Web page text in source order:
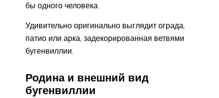
бы одного человека.
Удивительно оригинально выглядит ограда,
патио или арка, задекорированная ветвями
бугенвиллии.
Родина и внешний вид
бугенвиллии